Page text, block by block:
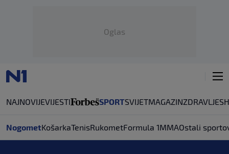
Oglas
NAJNOVIJEVIJESTI SPORTSVIJETMAGAZINZDRAVLJE
NogometKošarkaTenisRukometFormula 1MMAOstali